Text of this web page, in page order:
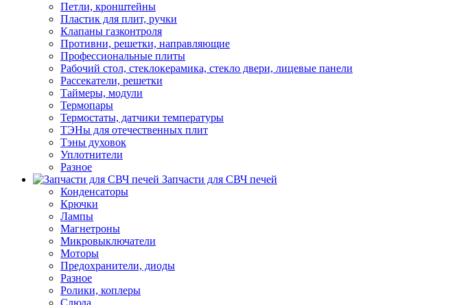
Петли, кронштейны
Пластик для плит, ручки
Клапаны газконтроля
Противни, решетки, направляющие
Профессиональные плиты
Рабочий стол, стеклокерамика, стекло двери, лицевые панели
Рассекатели, решетки
Таймеры, модули
Термопары
Термостаты, датчики температуры
ТЭНы для отечественных плит
Тэны духовок
Уплотнители
Разное
Запчасти для СВЧ печей
Конденсаторы
Крючки
Лампы
Магнетроны
Микровыключатели
Моторы
Предохранители, диоды
Разное
Ролики, коплеры
Слюда